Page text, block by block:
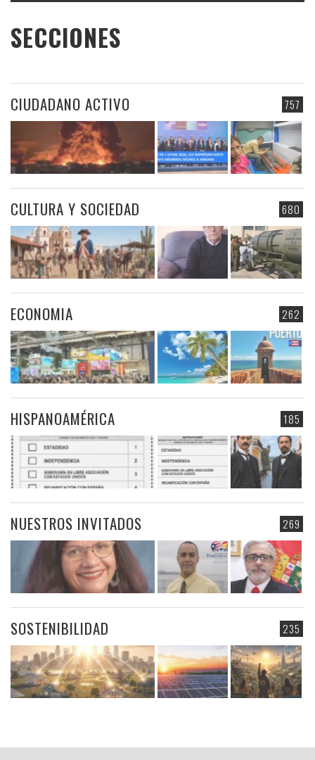
SECCIONES
757
CIUDADANO ACTIVO
680
CULTURA Y SOCIEDAD
262
ECONOMIA
185
HISPANOAMÉRICA
269
NUESTROS INVITADOS
235
SOSTENIBILIDAD